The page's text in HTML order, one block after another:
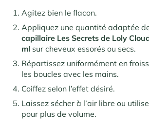
Agitez bien le flacon.
Appliquez une quantité adaptée
capillaire Les Secrets de Loly
ml sur cheveux essorés ou secs.
Répartissez uniformément en
les boucles avec les mains.
Coiffez selon l’effet désiré.
Laissez sécher à l’air libre ou
pour plus de volume.